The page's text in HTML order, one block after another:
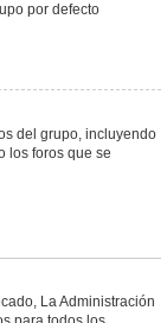
por defecto
del grupo, incluyendo
los foros que se
La Administración